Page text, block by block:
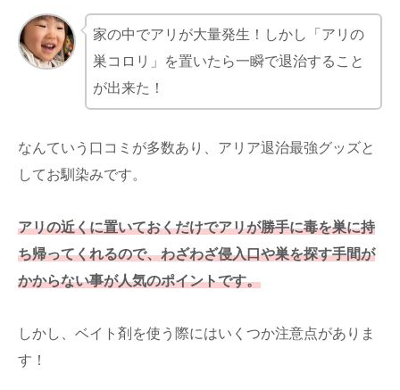
家の中でアリが大量発生！しかし「アリの
巣コロリ」を置いたら一瞬で退治すること
が出来た！
なんていう口コミが多数あり、アリア退治最強グッズと
してお馴染みです。
アリの近くに置いておくだけでアリが勝手に毒を巣に持
ち帰ってくれるので、わざわざ侵入口や巣を探す手間が
かからない事が人気のポイントです。
しかし、ベイト剤を使う際にはいくつか注意点がありま
す！